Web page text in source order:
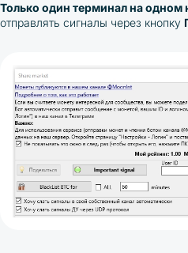
Только один терминал на одном
отправлять сигналы через кнопку